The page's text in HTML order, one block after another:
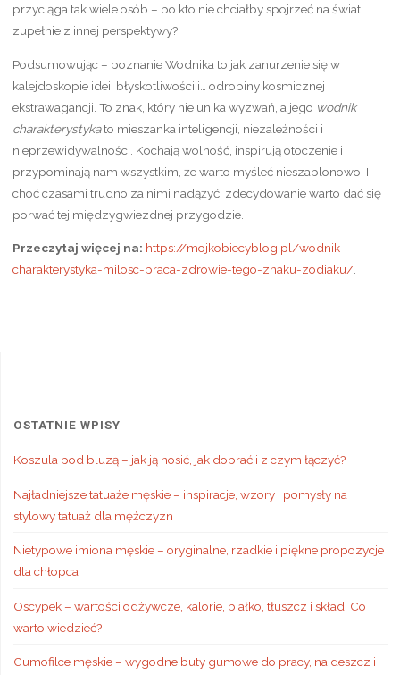
przyciąga tak wiele osób – bo kto nie chciałby spojrzeć na świat
zupełnie z innej perspektywy?
Podsumowując – poznanie Wodnika to jak zanurzenie się w
kalejdoskopie idei, błyskotliwości i… odrobiny kosmicznej
ekstrawagancji. To znak, który nie unika wyzwań, a jego wodnik
charakterystykato mieszanka inteligencji, niezależności i
nieprzewidywalności. Kochają wolność, inspirują otoczenie i
przypominają nam wszystkim, że warto myśleć nieszablonowo. I
choć czasami trudno za nimi nadążyć, zdecydowanie warto dać się
porwać tej międzygwiezdnej przygodzie.
Przeczytaj więcej na: https://mojkobiecyblog.pl/wodnik-
charakterystyka-milosc-praca-zdrowie-tego-znaku-zodiaku/.
OSTATNIE WPISY
Koszula pod bluzą – jak ją nosić, jak dobrać i z czym łączyć?
Najładniejsze tatuaże męskie – inspiracje, wzory i pomysły na
stylowy tatuaż dla mężczyzn
Nietypowe imiona męskie – oryginalne, rzadkie i piękne propozycje
dla chłopca
Oscypek – wartości odżywcze, kalorie, białko, tłuszcz i skład. Co
warto wiedzieć?
Gumofilce męskie – wygodne buty gumowe do pracy, na deszcz i